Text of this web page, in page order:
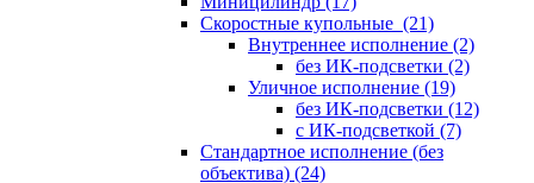
Скоростные купольные (21)
Внутреннее исполнение (2)
без ИК-подсветки (2)
Уличное исполнение (19)
без ИК-подсветки (12)
с ИК-подсветкой (7)
Стандартное исполнение (без
объектива) (24)